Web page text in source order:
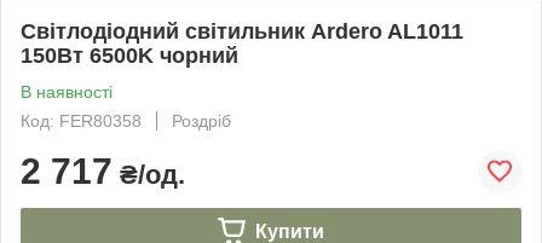
Світлодіодний світильник Ardero AL1011
150Вт 6500K чорний
В наявності
Код: FER80358
Роздріб
2 717 ₴/од.
Купити